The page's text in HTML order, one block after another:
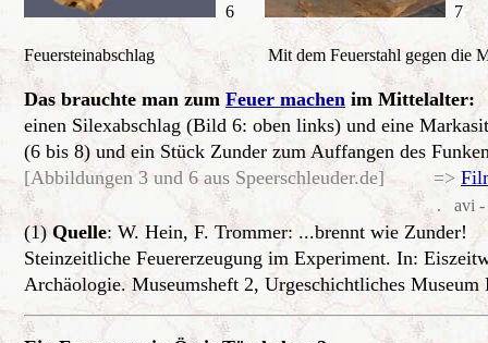
6
Feuersteinabschlag Mit dem Feuerstahl gegen die
Das brauchte man zum Feuer machen im Mittelalter:
einen Silexabschlag (Bild 6: oben links) und eine
(6 bis 8) und ein Stück Zunder zum Auffangen des
[Abbildungen 3 und 6 aus Speerschleuder.de] =>
. avi -
(1) Quelle: W. Hein, F. Trommer: ...brennt wie Zunder!
Steinzeitliche Feuererzeugung im Experiment. In:
Archäologie. Museumsheft 2, Urgeschichtliches Museum